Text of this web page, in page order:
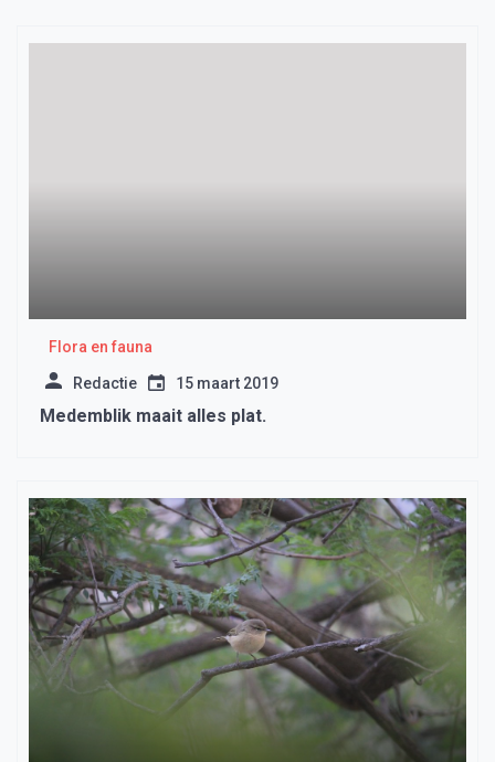
Flora en fauna
Redactie 15 maart 2019
Medemblik maait alles plat.